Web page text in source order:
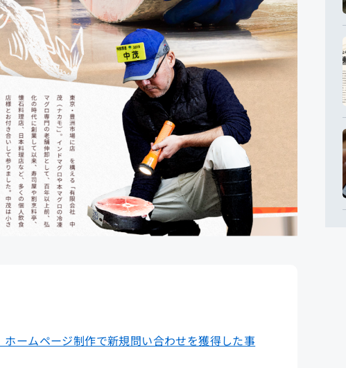
ームページ制作で新規問い合わせを獲得した事